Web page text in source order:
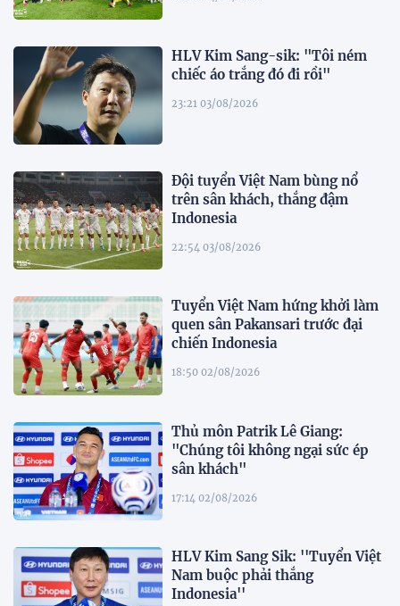
HLV Kim Sang-sik: "Tôi ném
chiếc áo trắng đó đi rồi"
23:21 03/08/2026
Đội tuyển Việt Nam bùng nổ
trên sân khách, thắng đậm
Indonesia
22:54 03/08/2026
Tuyển Việt Nam hứng khởi làm
quen sân Pakansari trước đại
chiến Indonesia
18:50 02/08/2026
Thủ môn Patrik Lê Giang:
"Chúng tôi không ngại sức ép
sân khách"
17:14 02/08/2026
HLV Kim Sang Sik: ''Tuyển Việt
Nam buộc phải thắng
Indonesia''